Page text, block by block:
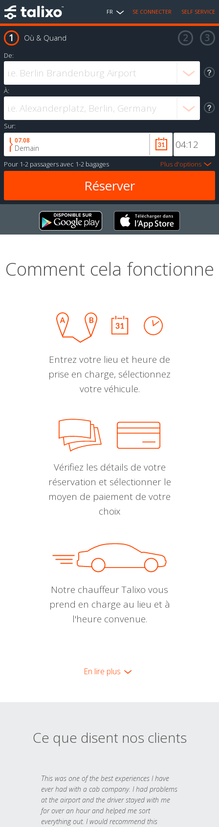
FR SE CONNECTER SELF SERVICE
Où & Quand
De:
À:
Sur:
07.08
Demain
Pour 1-2 passagersavec 1-2 bagages Plus d'options
Comment cela fonctionne
Entrez votre lieu et heure de
prise en charge, sélectionnez
votre véhicule.
Vérifiez les détails de votre
réservation et sélectionner le
moyen de paiement de votre
choix
Notre chauffeur Talixo vous
prend en charge au lieu et à
l'heure convenue.
En lire plus
Ce que disent nos clients
This was one of the best experiences I have
ever had with a cab company. I had problems
at the airport and the driver stayed with me
for over an hour and helped me sort
everything out. I would recommend this